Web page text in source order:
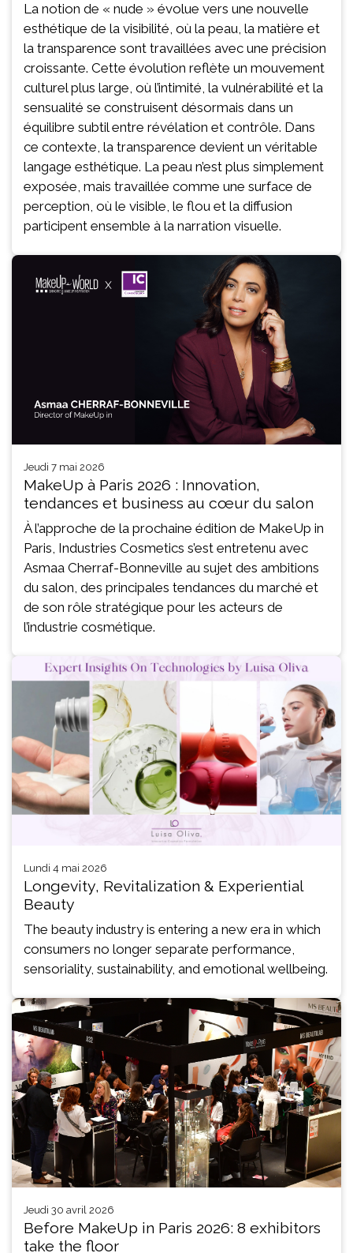
La notion de « nude » évolue vers une nouvelle
esthétique de la visibilité, où la peau, la matière et
la transparence sont travaillées avec une précision
croissante. Cette évolution reflète un mouvement
culturel plus large, où l’intimité, la vulnérabilité et la
sensualité se construisent désormais dans un
équilibre subtil entre révélation et contrôle. Dans
ce contexte, la transparence devient un véritable
langage esthétique. La peau n’est plus simplement
exposée, mais travaillée comme une surface de
perception, où le visible, le flou et la diffusion
participent ensemble à la narration visuelle.
jeudi 7 mai 2026
MakeUp à Paris 2026 : Innovation,
tendances et business au cœur du salon
À l’approche de la prochaine édition de MakeUp in
Paris, Industries Cosmetics s’est entretenu avec
Asmaa Cherraf-Bonneville au sujet des ambitions
du salon, des principales tendances du marché et
de son rôle stratégique pour les acteurs de
l’industrie cosmétique.
lundi 4 mai 2026
Longevity, Revitalization & Experiential
Beauty
The beauty industry is entering a new era in which
consumers no longer separate performance,
sensoriality, sustainability, and emotional wellbeing.
jeudi 30 avril 2026
Before MakeUp in Paris 2026: 8 exhibitors
take the floor